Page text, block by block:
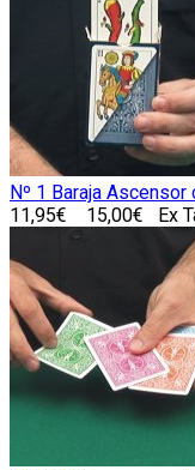
Nº 1 Baraja
11,95€
15,00€ Ex